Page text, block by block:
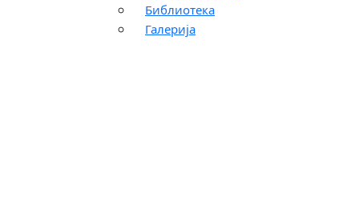
Библиотека
Галерија